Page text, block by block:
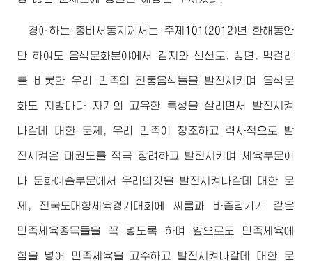
경애하는 총비서동지께서는 주체101(2012)년 한해동안
만 하여도 음식문화분야에서 김치와 신선로, 랭면, 막걸리
를 비롯한 우리 민족의 전통음식들을 발전시키며 음식문
화도 지방마다 자기의 고유한 특성을 살리면서 발전시켜
나갈데 대한 문제, 우리 민족이 창조하고 력사적으로 발
전시켜온 태권도를 적극 장려하고 발전시키며 체육부문이
나 문화예술부문에서 우리의것을 발전시켜나갈데 대한 문
제, 전국도대항체육경기대회에 씨름과 바줄당기기 같은
민족체육종목들을 꼭 넣도록 하며 앞으로도 민족체육에
힘을 넣어 민족체육을 고수하고 발전시켜나갈데 대한 문